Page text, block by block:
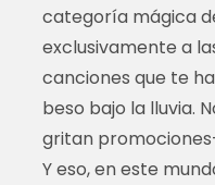
categoría mágica
exclusivamente a
canciones que te
beso bajo la lluvia.
gritan
Y eso, en este